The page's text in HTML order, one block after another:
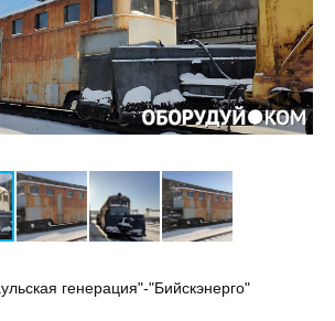
генерация"-"Бийскэнерго"